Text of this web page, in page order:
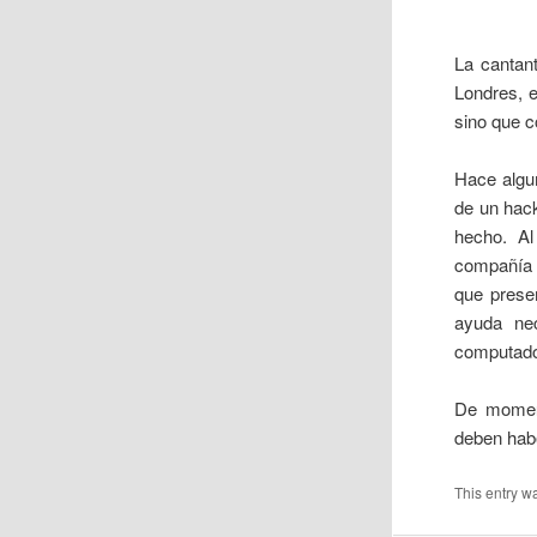
La
Londres,
sino que
Hace
de un
hecho.
que
ayuda
De
deben
This entry